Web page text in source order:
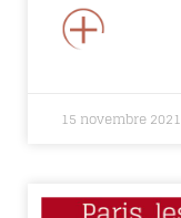
+
15 novembre 2021